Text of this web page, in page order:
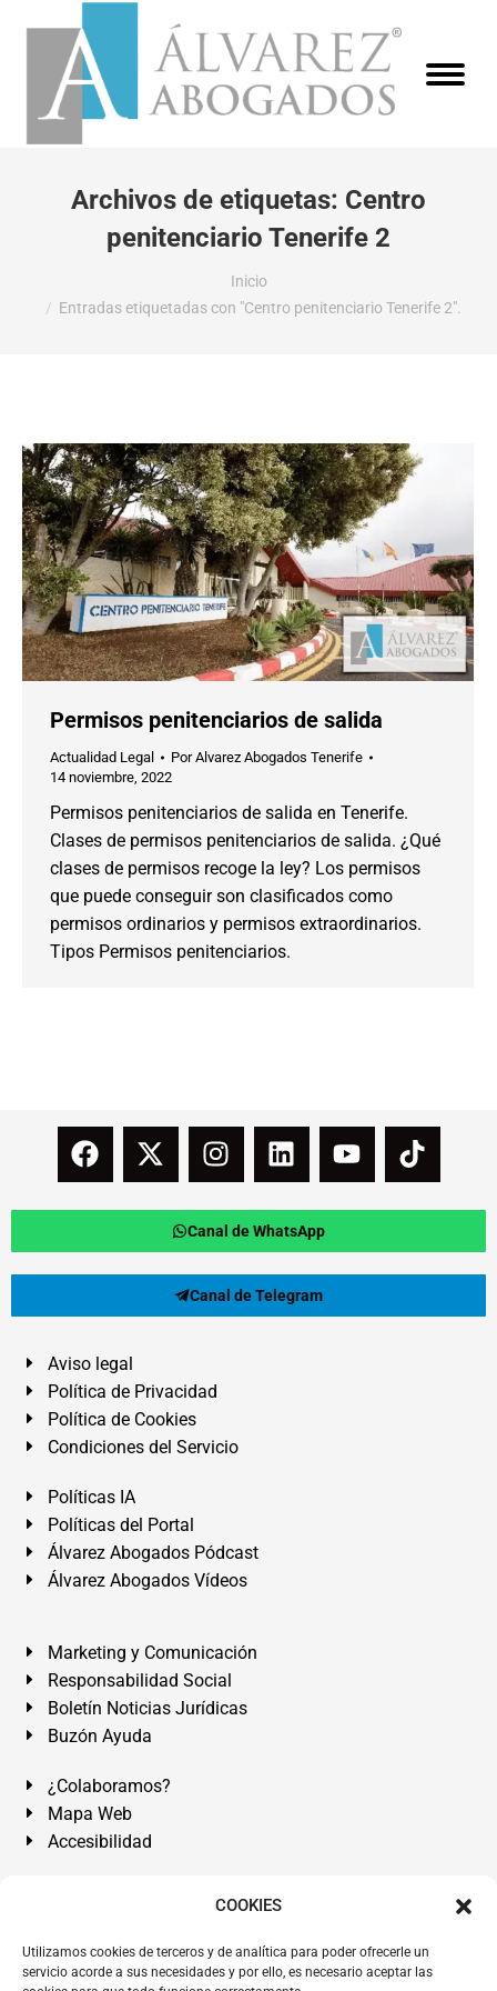
COOKIES
Utilizamos cookies de terceros y de analítica para poder ofrecerle un
servicio acorde a sus necesidades y por ello, es necesario aceptar las
Archivos de etiquetas: Centro
penitenciario Tenerife 2
Inicio
Entradas etiquetadas con "Centro penitenciario Tenerife 2".
Permisos penitenciarios de salida
Actualidad Legal PorAlvarez Abogados Tenerife
14 noviembre, 2022
Permisos penitenciarios de salida en Tenerife.
Clases de permisos penitenciarios de salida. ¿Qué
clases de permisos recoge la ley? Los permisos
que puede conseguir son clasificados como
permisos ordinarios y permisos extraordinarios.
Tipos Permisos penitenciarios.
Canal de WhatsApp
Canal de Telegram
Aviso legal
Política de Privacidad
Política de Cookies
Condiciones del Servicio
Políticas IA
Políticas del Portal
Álvarez Abogados Pódcast
Álvarez Abogados Vídeos
Marketing y Comunicación
Responsabilidad Social
Boletín Noticias Jurídicas
Buzón Ayuda
¿Colaboramos?
Mapa Web
Accesibilidad
Álvarez Abogados Tenerife:Calle Teobaldo Power Nº 7,
de Tenerife. Islas Canarias.